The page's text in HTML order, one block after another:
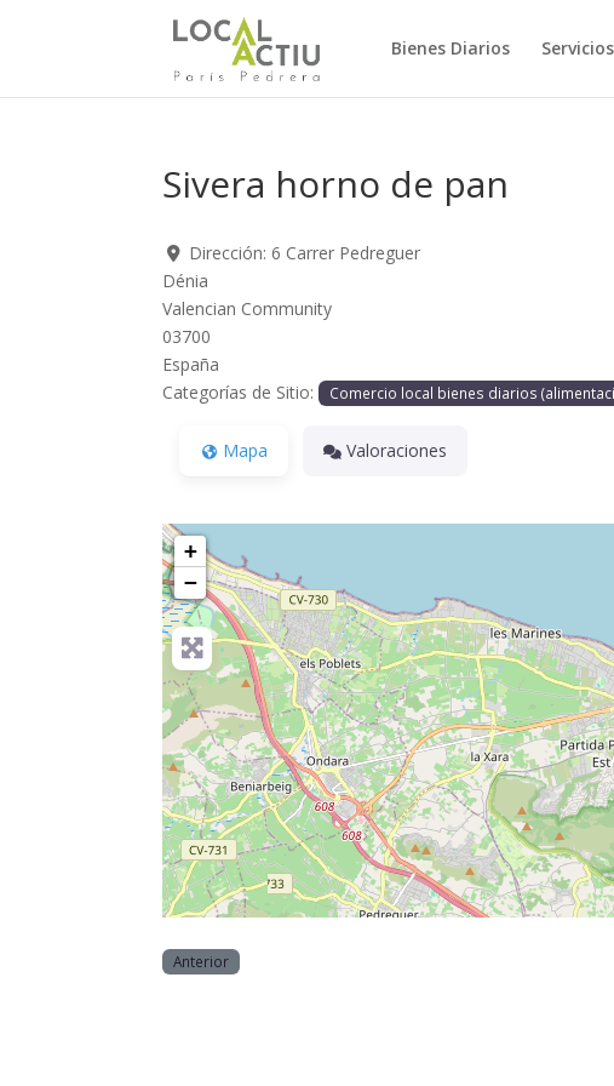
Bienes Diarios
Sivera horno de pan
Dirección: 6 Carrer Pedreguer
Dénia
Valencian Community
03700
España
Categorías de Sitio: Comercio local bienes diarios
Mapa Valoraciones
+
−
Anterior